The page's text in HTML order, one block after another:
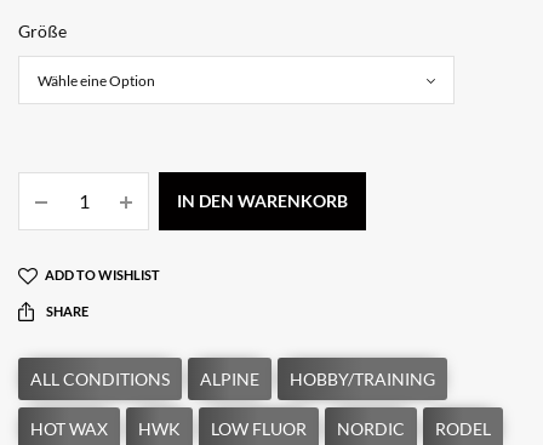
Größe
IN DEN WARENKORB
ADD TO WISHLIST
SHARE